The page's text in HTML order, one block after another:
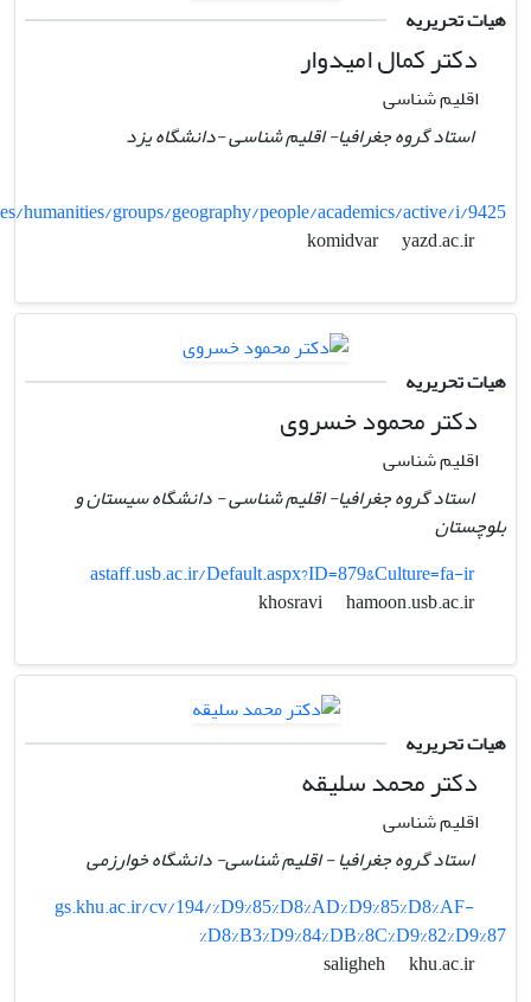
هیات تحریریه
دکتر کمال امیدوار
اقلیم شناسی
استاد گروه جغرافیا- اقلیم شناسی -دانشگاه یزد
humanities/groups/geography/people/academics/active/i/9425
komidvar
yazd.ac.ir
هیات تحریریه
دکتر محمود خسروی
اقلیم شناسی
استاد گروه جغرافیا- اقلیم شناسی - دانشگاه سیستان و
بلوچستان
astaff.usb.ac.ir/Default.aspx?ID=879&Culture=fa-ir
khosravi
hamoon.usb.ac.ir
هیات تحریریه
دکتر محمد سلیقه
اقلیم شناسی
استاد گروه جغرافیا - اقلیم شناسی- دانشگاه خوارزمی
gs.khu.ac.ir/cv/194/%D9%85%D8%AD%D9%85%D8%AF-
%D8%B3%D9%84%DB%8C%D9%82%D9%87
saligheh
khu.ac.ir